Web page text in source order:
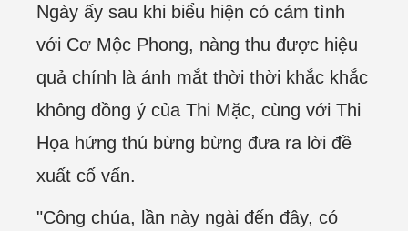
Ngày ấy sau khi biểu hiện có cảm tình
với Cơ Mộc Phong, nàng thu được hiệu
quả chính là ánh mắt thời thời khắc khắc
không đồng ý của Thi Mặc, cùng với Thi
Họa hứng thú bừng bừng đưa ra lời đề
xuất cố vấn.
"Công chúa, lần này ngài đến đây, có